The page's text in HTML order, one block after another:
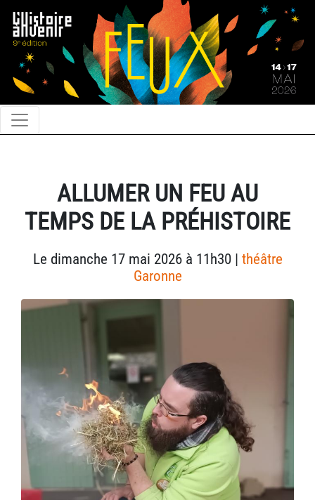
ALLUMER UN FEU AU
TEMPS DE LA PRÉHISTOIRE
Le dimanche 17 mai 2026 à 11h30 | théâtre
Garonne